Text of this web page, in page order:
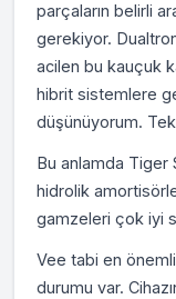
parçaların belirli
gerekiyor.
acilen bu kauçuk
hibrit sistemlere
düşünüyorum.
Bu anlamda Tiger
hidrolik
gamzeleri çok iyi
Vee tabi en
durumu var.